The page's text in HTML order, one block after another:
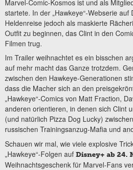
Marvel-Comic-Kosmos ist und als
startete. In der „Hawkeye“-Webserie
Heldenreise jedoch als maskierte
Outfit zu beginnen, das Clint in den
Filmen trug.
Im Trailer weihnachtet es ein bisschen
auf mehr macht das Ganze trotzdem.
zwischen den Hawkeye-Generationen
dass die Macher sich an den
„Hawkeye“-Comics von Matt Fraction,
anderen orientieren, in denen sich Clint
(und natürlich Pizza Dog Lucky)
russischen Trainingsanzug-Mafia und
Schauen wir mal, wie viele explosive
„Hawkeye“-Folgen auf Disney+ ab 24.
Weihnachtsgeschenk für Marvel-Fans